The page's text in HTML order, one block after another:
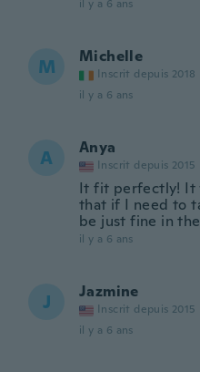
il y a 6 ans
M Michelle
Inscrit depuis 2018
il y a 6 ans
A Anya
Inscrit depuis 2015
It fit perfectly! It
that if I need to
be just fine in
il y a 6 ans
J Jazmine
Inscrit depuis 2015
il y a 6 ans